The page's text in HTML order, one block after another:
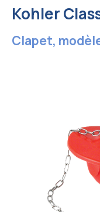
Kohler
Clapet,